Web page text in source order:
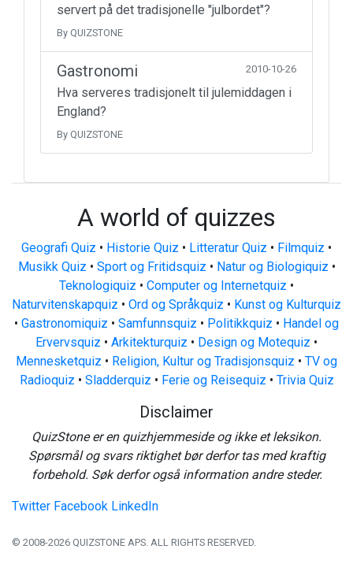
servert på det tradisjonelle "julbordet"?
By QUIZSTONE
Gastronomi 2010-10-26
Hva serveres tradisjonelt til julemiddagen i
England?
By QUIZSTONE
A world of quizzes
Geografi Quiz • Historie Quiz • Litteratur Quiz • Filmquiz •
Musikk Quiz • Sport og Fritidsquiz • Natur og Biologiquiz •
Teknologiquiz • Computer og Internetquiz •
Naturvitenskapquiz • Ord og Språkquiz • Kunst og Kulturquiz
• Gastronomiquiz • Samfunnsquiz • Politikkquiz • Handel og
Ervervsquiz • Arkitekturquiz • Design og Motequiz •
Mennesketquiz • Religion, Kultur og Tradisjonsquiz • TV og
Radioquiz • Sladderquiz • Ferie og Reisequiz • Trivia Quiz
Disclaimer
QuizStone er en quizhjemmeside og ikke et leksikon.
Spørsmål og svars riktighet bør derfor tas med kraftig
forbehold. Søk derfor også information andre steder.
Twitter Facebook LinkedIn
© 2008-2026 QUIZSTONE APS. ALL RIGHTS RESERVED.